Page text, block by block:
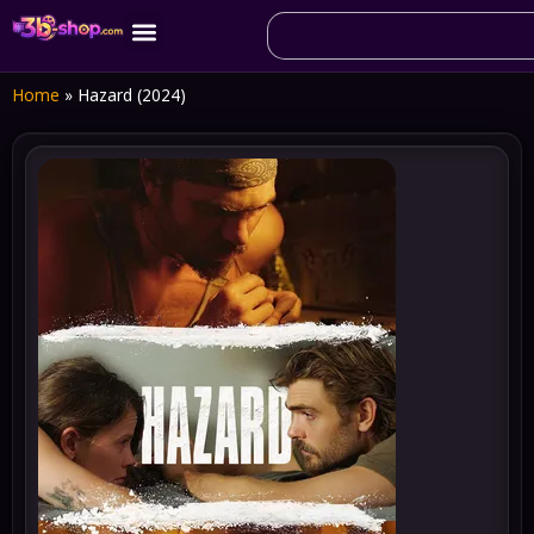
Home » Hazard (2024)